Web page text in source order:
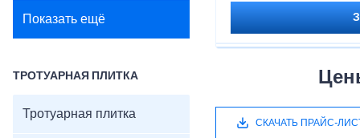
Показать ещё
ТРОТУАРНАЯ ПЛИТКА
Тротуарная плитка
СКАЧАТЬ ПРАЙС-